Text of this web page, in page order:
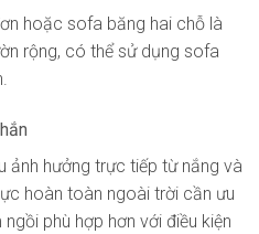
hoặc sofa băng hai chỗ là
rộng, có thể sử dụng sofa
ảnh hưởng trực tiếp từ nắng và
hoàn toàn ngoài trời cần ưu
phù hợp hơn với điều kiện